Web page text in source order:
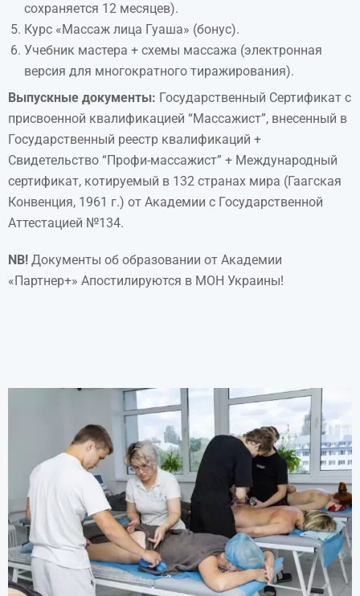
сохраняется 12 месяцев).
Курс «Массаж лица Гуаша» (бонус).
Учебник мастера + схемы массажа (электронная
версия для многократного тиражирования).
Выпускные документы: Государственный Сертификат с
присвоенной квалификацией “Массажист”, внесенный в
Государственный реестр квалификаций +
Свидетельство “Профи-массажист” + Международный
сертификат, котируемый в 132 странах мира (Гаагская
Конвенция, 1961 г.) от Академии с Государственной
Аттестацией №134.
NB! Документы об образовании от Академии
«Партнер+» Апостилируются в МОН Украины!